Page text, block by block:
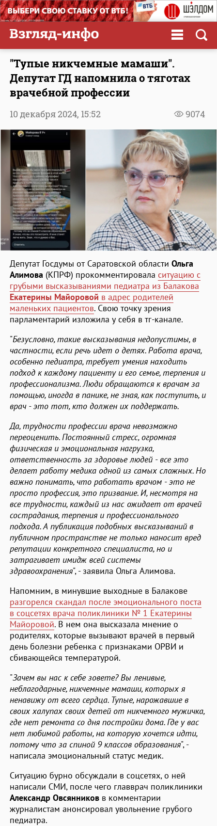
"Тупые никчемные мамаши".
Депутат ГД напомнила о тяготах
врачебной профессии
9074
10 декабря 2024, 15:52
Депутат Госдумы от Саратовской области Ольга
Алимова (КПРФ) прокомментировала ситуацию с
грубыми высказываниями педиатра из Балакова
Екатерины Майоровой в адрес родителей
маленьких пациентов. Свою точку зрения
парламентарий изложила у себя в тг-канале.
"Безусловно, такие высказывания недопустимы, в
частности, если речь идет о детях. Работа врача,
особенно педиатра, требует умения находить
подход к каждому пациенту и его семье, терпения и
профессионализма. Люди обращаются к врачам за
помощью, иногда в панике, не зная, как поступить, и
врач - это тот, кто должен их поддержать.
Да, трудности профессии врача невозможно
переоценить. Постоянный стресс, огромная
физическая и эмоциональная нагрузка,
ответственность за здоровье людей - все это
делает работу медика одной из самых сложных. Но
важно понимать, что работать врачом - это не
просто профессия, это призвание. И, несмотря на
все трудности, каждый из нас ожидает от врачей
сострадания, терпения и профессионального
подхода. А публикация подобных высказываний в
публичном пространстве не только наносит вред
репутации конкретного специалиста, но и
затрагивает имидж всей системы
здравоохранения", - заявила Ольга Алимова.
Напомним, в минувшие выходные в Балакове
разгорелся скандал после эмоционального поста
в соцсетях врача поликлиники № 1 Екатерины
Майоровой. В нем она высказала мнение о
родителях, которые вызывают врачей в первый
день болезни ребенка с признаками ОРВИ и
сбивающейся температурой.
"Зачем вы нас к себе зовете? Вы ленивые,
неблагодарные, никчемные мамаши, которых я
ненавижу от всего сердца. Тупые, нарожавшие в
своих халупах своих детей от никчемного мужичка,
где нет ремонта со дня постройки дома. Где у вас
нет любимой работы, на которую хочется идти,
потому что за спиной 9 классов образования", -
написала эмоциональный статус медик.
Ситуацию бурно обсуждали в соцсетях, о ней
написали СМИ, после чего главврач поликлиники
Александр Овсянников в комментарии
журналистам анонсировал увольнение грубого
педиатра.